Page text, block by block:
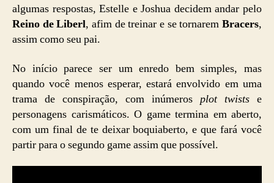
algumas respostas, Estelle e Joshua decidem andar pelo
Reino de Liberl, afim de treinar e se tornaremBracers,
assim como seu pai.
No início parece ser um enredo bem simples, mas
quando você menos esperar, estará envolvido em uma
trama de conspiração, com inúmeros plot twists e
personagens carismáticos. O game termina em aberto,
com um final de te deixar boquiaberto, e que fará você
partir para o segundo game assim que possível.